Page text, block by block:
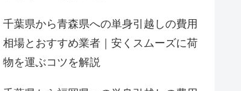
千葉県から青森県への単身引越しの費用
相場とおすすめ業者｜安くスムーズに荷
物を運ぶコツを解説